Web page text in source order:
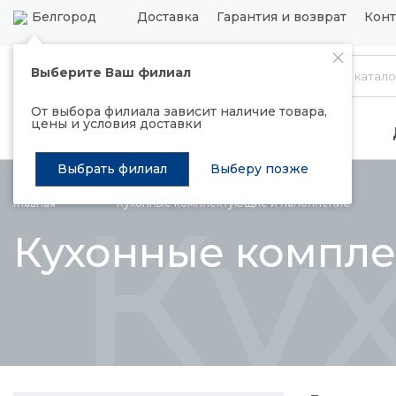
Белгород Доставка Гарантия и возврат
Выберите Ваш филиал
От выбора филиала зависит наличие товара,
цены и условия доставки
Выбрать филиал Выберу позже
Каталог
Распродажа Подъемные механизмы
Главная Кухонные комплектующие инаполнение
Кухонные